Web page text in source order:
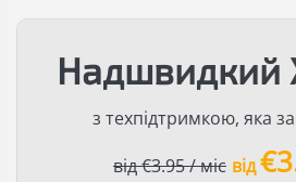
Надшвидкий
з техпідтримкою, яка
від €3.95 / міс від